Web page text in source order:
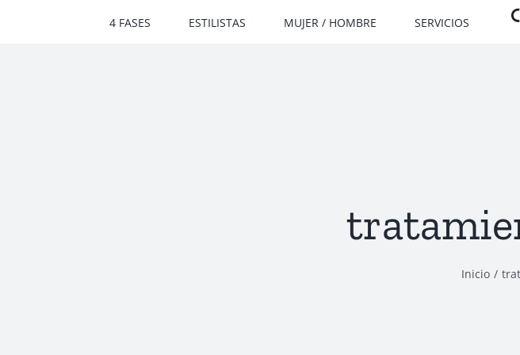
4 FASES ESTILISTAS MUJER / HOMBRE SERVICIOS
Inicio